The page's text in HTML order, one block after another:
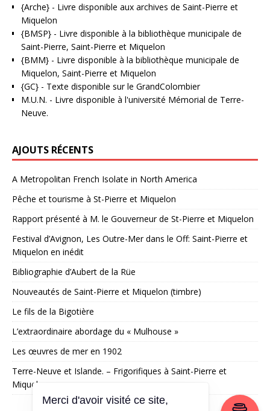
{Arche} - Livre disponible aux archives de Saint-Pierre et
Miquelon
{BMSP} - Livre disponible à la bibliothèque municipale de
Saint-Pierre, Saint-Pierre et Miquelon
{BMM} - Livre disponible à la bibliothèque municipale de
Miquelon, Saint-Pierre et Miquelon
{GC} - Texte disponible sur le GrandColombier
M.U.N. - Livre disponible à l'université Mémorial de Terre-
Neuve.
AJOUTS RÉCENTS
A Metropolitan French Isolate in North America
Pêche et tourisme à St-Pierre et Miquelon
Rapport présenté à M. le Gouverneur de St-Pierre et Miquelon
Festival d’Avignon, Les Outre-Mer dans le Off: Saint-Pierre et
Miquelon en inédit
Bibliographie d’Aubert de la Rüe
Nouveautés de Saint-Pierre et Miquelon (timbre)
Le fils de la Bigotière
L’extraordinaire abordage du « Mulhouse »
Les œuvres de mer en 1902
Terre-Neuve et Islande. – Frigorifiques à Saint-Pierre et
Miquelon
Merci d'avoir visité ce site,